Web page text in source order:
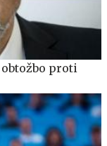
proti